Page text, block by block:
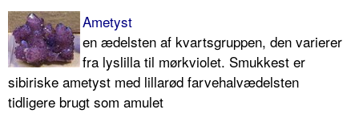
Ametyst
en ædelsten af kvartsgruppen, den varierer
fra lyslilla til mørkviolet. Smukkest er
sibiriske ametyst med lillarød farvehalvædelsten
tidligere brugt som amulet